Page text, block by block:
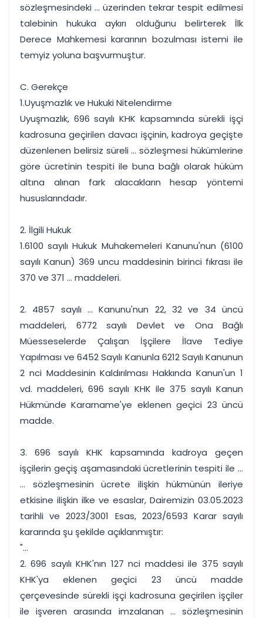
sözleşmesindeki ... üzerinden tekrar tespit edilmesi
talebinin hukuka aykırı olduğunu belirterek İlk
Derece Mahkemesi kararının bozulması istemi ile
temyiz yoluna başvurmuştur.
C. Gerekçe
1.Uyuşmazlık ve Hukuki Nitelendirme
Uyuşmazlık, 696 sayılı KHK kapsamında sürekli işçi
kadrosuna geçirilen davacı işçinin, kadroya geçişte
düzenlenen belirsiz süreli ... sözleşmesi hükümlerine
göre ücretinin tespiti ile buna bağlı olarak hüküm
altına alınan fark alacakların hesap yöntemi
hususlarındadır.
2. İlgili Hukuk
1.6100 sayılı Hukuk Muhakemeleri Kanunu'nun (6100
sayılı Kanun) 369 uncu maddesinin birinci fıkrası ile
370 ve 371 ... maddeleri.
2. 4857 sayılı ... Kanunu'nun 22, 32 ve 34 üncü
maddeleri, 6772 sayılı Devlet ve Ona Bağlı
Müesseselerde Çalışan İşçilere İlave Tediye
Yapılması ve 6452 Sayılı Kanunla 6212 Sayılı Kanunun
2 nci Maddesinin Kaldırılması Hakkında Kanun'un 1
vd. maddeleri, 696 sayılı KHK ile 375 sayılı Kanun
Hükmünde Kararname'ye eklenen geçici 23 üncü
madde.
3. 696 sayılı KHK kapsamında kadroya geçen
işçilerin geçiş aşamasındaki ücretlerinin tespiti ile ...
... sözleşmesinin ücrete ilişkin hükmünün ileriye
etkisine ilişkin ilke ve esaslar, Dairemizin 03.05.2023
tarihli ve 2023/3001 Esas, 2023/6593 Karar sayılı
kararında şu şekilde açıklanmıştır:
"...
2. 696 sayılı KHK'nın 127 nci maddesi ile 375 sayılı
KHK'ya eklenen geçici 23 üncü madde
çerçevesinde sürekli işçi kadrosuna geçirilen işçiler
ile işveren arasında imzalanan ... sözleşmesinin